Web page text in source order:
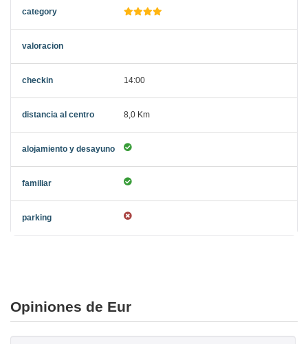
14:00
8,0 Km
Opiniones de Eur